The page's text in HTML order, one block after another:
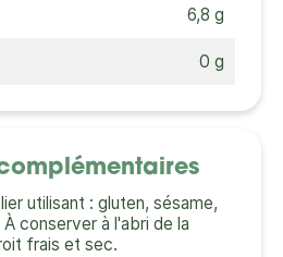
6,8 g
0 g
utilisant : gluten, sésame,
conserver à l'abri de la
frais et sec.